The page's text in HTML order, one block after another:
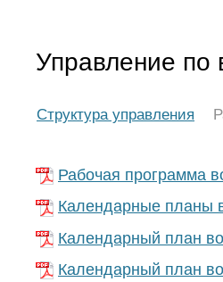
Управление по
Структура управления
Рабочая программа
Календарные планы
Календарный план
Календарный план